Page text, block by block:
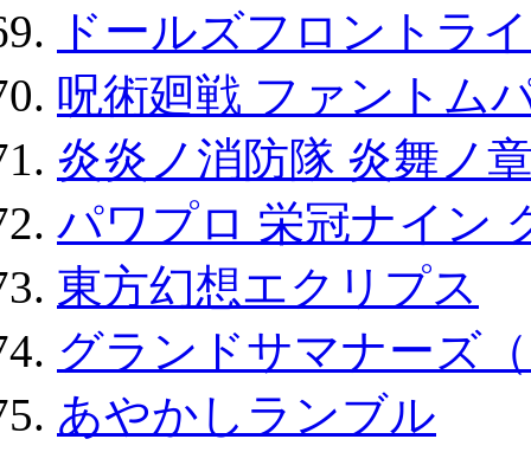
ドールズフロントラ
呪術廻戦 ファントム
炎炎ノ消防隊 炎舞ノ
パワプロ 栄冠ナイン
東方幻想エクリプス
グランドサマナーズ
あやかしランブル